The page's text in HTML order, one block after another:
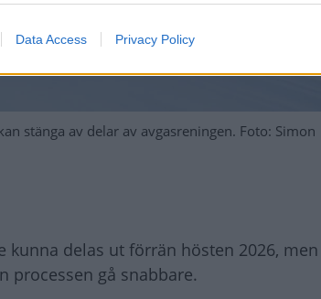
Data Access Privacy Policy
stänga av delar av avgasreningen. Foto: Simon
delas ut förrän hösten 2026, men
processen gå snabbare.